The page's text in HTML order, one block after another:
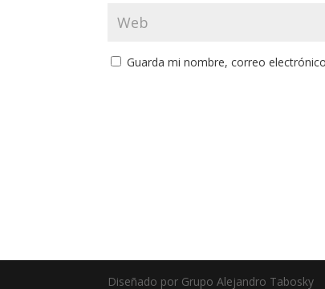
Guarda mi nombre, correo
Diseñado por Grupo Alejandro Tabosky